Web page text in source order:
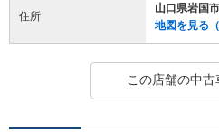
住所
山口県岩国
地図を見る
この店舗の中